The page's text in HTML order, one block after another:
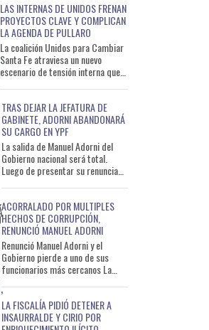
LAS INTERNAS DE UNIDOS FRENAN
PROYECTOS CLAVE Y COMPLICAN
LA AGENDA DE PULLARO
La coalición Unidos para Cambiar
Santa Fe atraviesa un nuevo
escenario de tensión interna que
TRAS DEJAR LA JEFATURA DE
GABINETE, ADORNI ABANDONARÁ
SU CARGO EN YPF
La salida de Manuel Adorni del
Gobierno nacional será total.
Luego de presentar su renuncia
ACORRALADO POR MULTIPLES
HECHOS DE CORRUPCIÓN,
RENUNCIÓ MANUEL ADORNI
Renunció Manuel Adorni y el
Gobierno pierde a uno de sus
funcionarios más cercanos La
Gobierno nacional tuvo est
LA FISCALÍA PIDIÓ DETENER A
INSAURRALDE Y CIRIO POR